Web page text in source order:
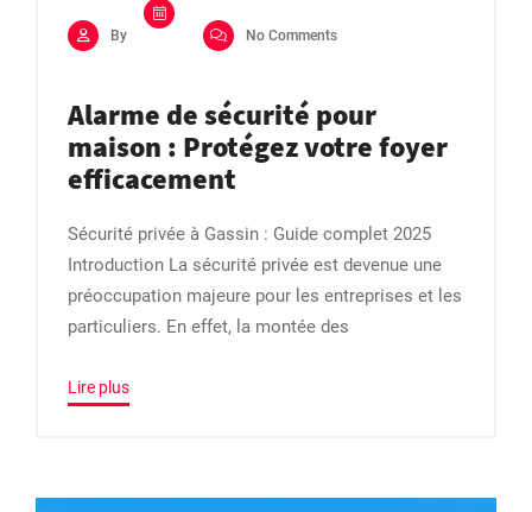
By No Comments
Alarme de sécurité pour
maison : Protégez votre foyer
efficacement
Sécurité privée à Gassin : Guide complet 2025
Introduction La sécurité privée est devenue une
préoccupation majeure pour les entreprises et les
particuliers. En effet, la montée des
Lire plus